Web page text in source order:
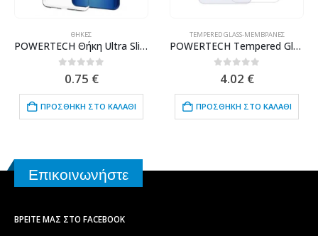
ΘΉΚΕΣ
POWERTECH Θήκη Ultra Slim για SAMSUNG Galaxy M30, διάφανη
out of 5
0.75 €
ΠΡΟΣΘΉΚΗ ΣΤΟ ΚΑΛΆΘΙ
TEMPERED GLASS-ΜΕΜΒΡΆΝΕΣ
POWERTECH Tempered Glass 9H(0.33MM), για Xiaomi Redmi Note 5A
out of 5
4.02 €
ΠΡΟΣΘΉΚΗ ΣΤΟ ΚΑΛΆΘΙ
Επικοινωνήστε
ΒΡΕΊΤΕ ΜΑΣ ΣΤΟ FACEBOOK